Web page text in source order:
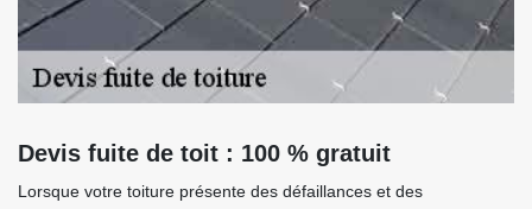
Devis fuite de toit : 100 % gratuit
Lorsque votre toiture présente des défaillances et des